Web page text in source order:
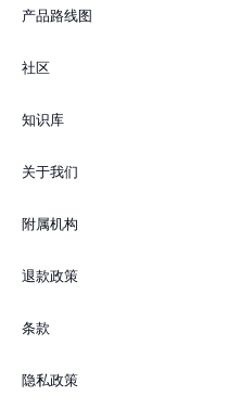
产品路线图
社区
知识库
关于我们
附属机构
退款政策
条款
隐私政策